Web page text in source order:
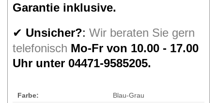
Garantie inklusive.
✔ Unsicher?: Wir beraten Sie gern
telefonisch Mo-Fr von 10.00 - 17.00
Uhr unter 04471-9585205.
Farbe:
Blau-Grau